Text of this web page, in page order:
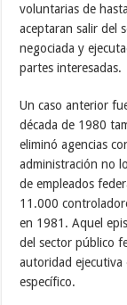
voluntarias de
aceptaran salir del
negociada y
partes interesadas.
Un caso anterior
década de 1980
eliminó agencias
administración no
de empleados
11.000
en 1981. Aquel
del sector público
autoridad ejecutiva
específico.